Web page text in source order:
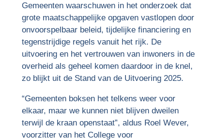
Gemeenten waarschuwen in het onderzoek dat
grote maatschappelijke opgaven vastlopen door
onvoorspelbaar beleid, tijdelijke financiering en
tegenstrijdige regels vanuit het rijk. De
uitvoering en het vertrouwen van inwoners in de
overheid als geheel komen daardoor in de knel,
zo blijkt uit de Stand van de Uitvoering 2025.
“Gemeenten boksen het telkens weer voor
elkaar, maar we kunnen niet blijven dweilen
terwijl de kraan openstaat”, aldus Roel Wever,
voorzitter van het College voor